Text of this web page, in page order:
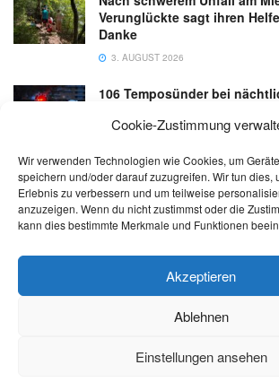
Cookie-Zustimmung
Wir verwenden Technologien wie Cookies, um
speichern und/oder darauf zuzugreifen. Wir tun dies,
Erlebnis zu verbessern und um teilweise
anzuzeigen. Wenn du nicht zustimmst oder die
kann dies bestimmte Merkmale und Funktionen
Akzeptieren
Ablehnen
Einstellungen ansehen
Verunglückte sagt ihren
Danke
3. AUGUST 2026
106 Temposünder bei
18. JULI 2026